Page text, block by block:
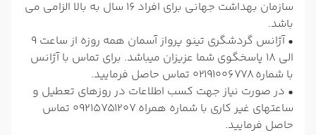
سازمان بهداشت جهانی برای افراد 16 سال به بالا الزامی می
باشد.
• آژانس گردشگری تینو پرواز آسمان همه روزه از ساعت 9
الی 18 پاسخگوی شما عزیزان میباشد. برای تماس با آژانس
با شماره 02191006778 تماس حاصل فرمایید.
• در صورت نیاز جهت کسب اطلاعات در روزهای تعطیل و
ساعتهای غیر کاری با شماره همراه 09215751207 تماس
حاصل فرمایید.